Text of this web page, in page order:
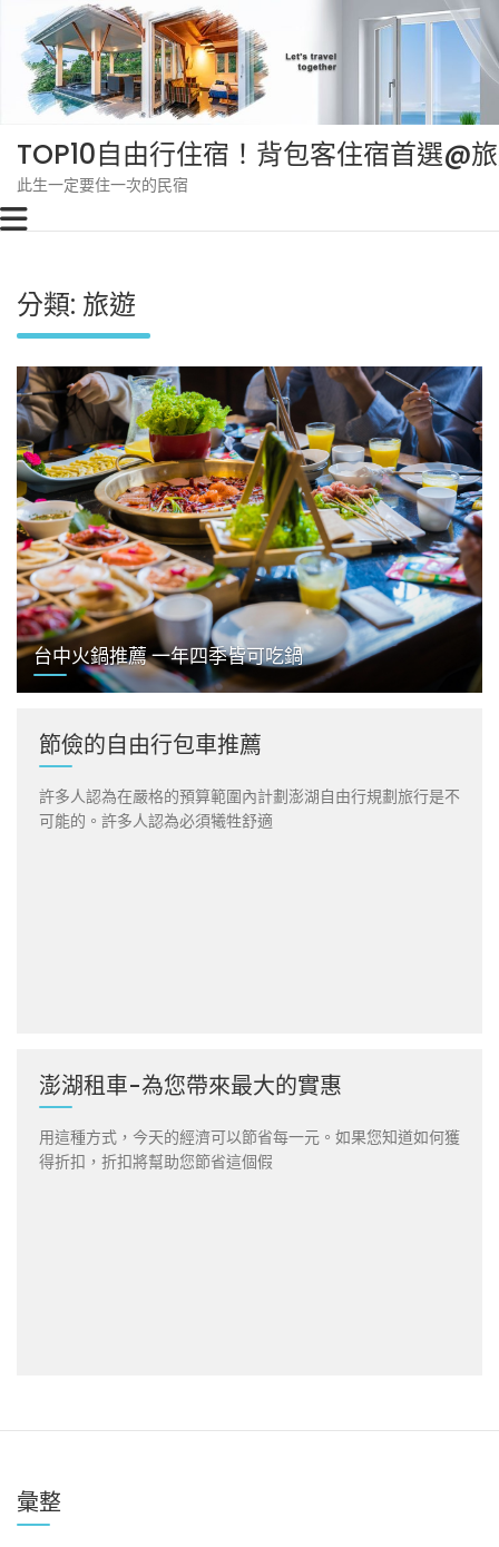
content
TOP10自由行住宿！背包客住宿首選@
此生一定要住一次的民宿
分類: 旅遊
台中火鍋推薦 一年四季皆可吃鍋
節儉的自由行包車推薦
許多人認為在嚴格的預算範圍內計劃澎湖自由行規劃旅行是不
可能的。許多人認為必須犧牲舒適
澎湖租車-為您帶來最大的實惠
用這種方式，今天的經濟可以節省每一元。如果您知道如何獲
得折扣，折扣將幫助您節省這個假
彙整